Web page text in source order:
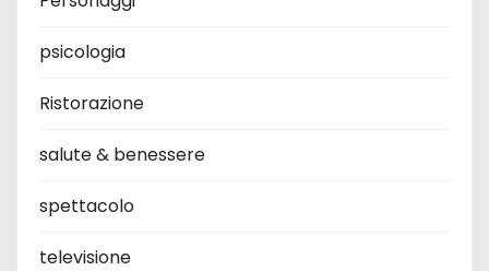
psicologia
Ristorazione
salute & benessere
spettacolo
televisione